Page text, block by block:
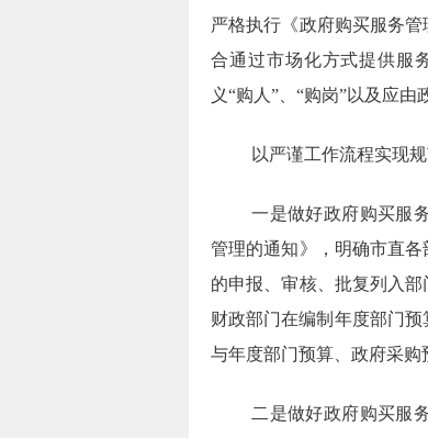
严格执行《政府购买服务管
合通过市场化方式提供服
义“购人 ” “购岗”以及应由
以严谨工作流程实现
一是做好政府购买服
管理的通知》，明确市直各
的申报、审核、批复列入部
财政部门在编制年度部门
与年度部门预算、政府采购
二是做好政府购买服